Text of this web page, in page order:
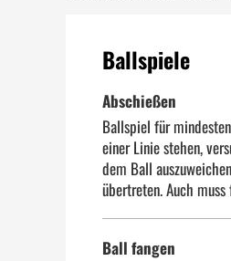
Ballspiele
Abschießen
Ballspiel für
einer Linie stehen,
dem Ball
übertreten. Auch
Ball fangen